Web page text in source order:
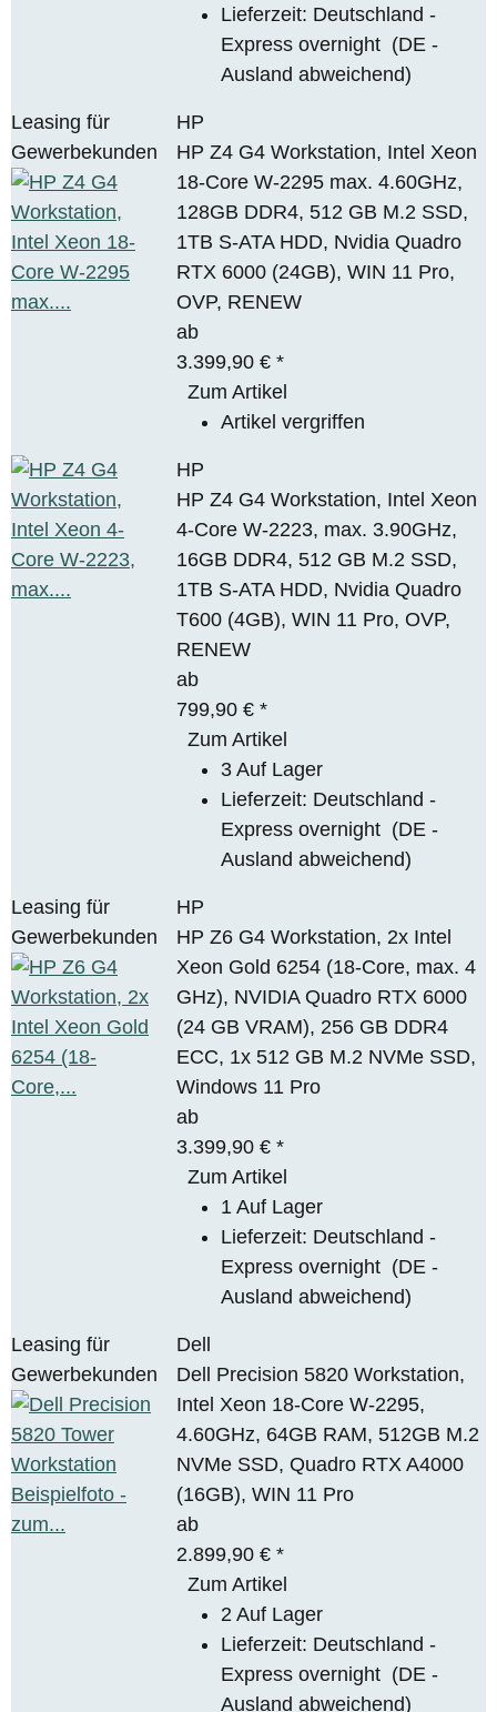
Lieferzeit: Deutschland -
Express overnight (DE -
Ausland abweichend)
Leasing für
Gewerbekunden
HP
HP Z4 G4 Workstation, Intel Xeon
18-Core W-2295 max. 4.60GHz,
128GB DDR4, 512 GB M.2 SSD,
1TB S-ATA HDD, Nvidia Quadro
RTX 6000 (24GB), WIN 11 Pro,
OVP, RENEW
ab
3.399,90 €*
Zum Artikel
Artikel vergriffen
HP
HP Z4 G4 Workstation, Intel Xeon
4-Core W-2223, max. 3.90GHz,
16GB DDR4, 512 GB M.2 SSD,
1TB S-ATA HDD, Nvidia Quadro
T600 (4GB), WIN 11 Pro, OVP,
RENEW
ab
799,90 €*
Zum Artikel
3 Auf Lager
Lieferzeit: Deutschland -
Express overnight (DE -
Ausland abweichend)
Leasing für
Gewerbekunden
HP
HP Z6 G4 Workstation, 2x Intel
Xeon Gold 6254 (18-Core, max. 4
GHz), NVIDIA Quadro RTX 6000
(24 GB VRAM), 256 GB DDR4
ECC, 1x 512 GB M.2 NVMe SSD,
Windows 11 Pro
ab
3.399,90 €*
Zum Artikel
1 Auf Lager
Lieferzeit: Deutschland -
Express overnight (DE -
Ausland abweichend)
Leasing für
Gewerbekunden
Dell
Dell Precision 5820 Workstation,
Intel Xeon 18-Core W-2295,
4.60GHz, 64GB RAM, 512GB M.2
NVMe SSD, Quadro RTX A4000
(16GB), WIN 11 Pro
ab
2.899,90 €*
Zum Artikel
2 Auf Lager
Lieferzeit: Deutschland -
Express overnight (DE -
Ausland abweichend)